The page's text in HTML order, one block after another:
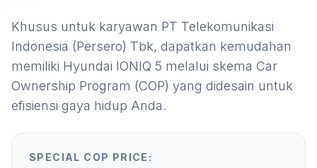
Khusus untuk karyawan PT Telekomunikasi
Indonesia (Persero) Tbk, dapatkan kemudahan
memiliki Hyundai IONIQ 5 melalui skema Car
Ownership Program (COP) yang didesain untuk
efisiensi gaya hidup Anda.
SPECIAL COP PRICE: